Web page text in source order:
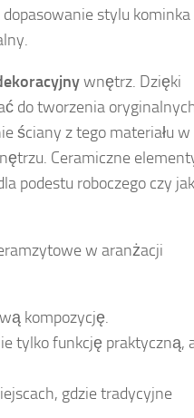
stylu kominka
wnętrz. Dzięki
do tworzenia
ściany z tego materiału w
Ceramiczne
podestu roboczego czy
w aranżacji
kompozycję.
tylko funkcję praktyczną,
gdzie tradycyjne